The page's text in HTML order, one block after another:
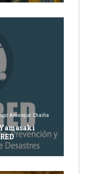
Amanque Chaiña